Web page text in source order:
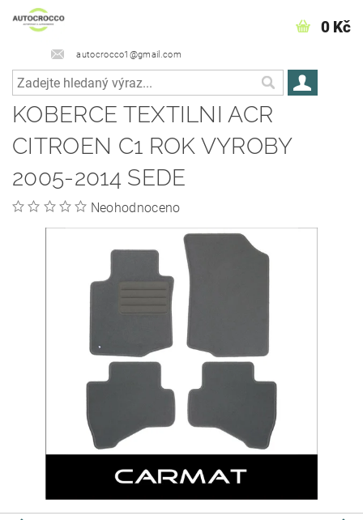
autocrocco1@gmail.com
0 Kč
KOBERCE TEXTILNI­ ACR
CITROEN C1 ROK VYROBY
2005-2014 SEDE
Neohodnoceno